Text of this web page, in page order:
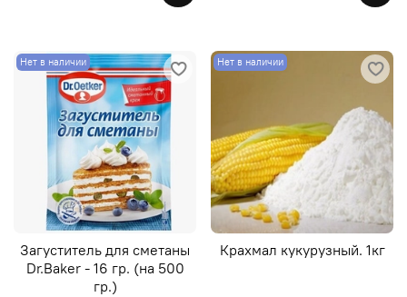
Нет в наличии
Загуститель для сметаны
Dr.Baker - 16 гр. (на 500
гр.)
Нет в наличии
Крахмал кукурузный. 1кг